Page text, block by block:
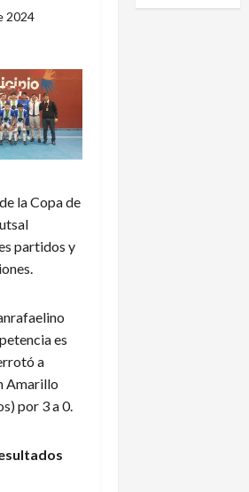
2024
la Copa de
partidos y
es
a
Amarillo
por 3 a 0.